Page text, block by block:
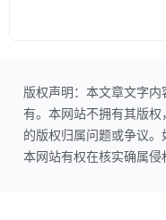
版权声明：本文章文字
有。本网站不拥有其版
的版权归属问题或争议。
本网站有权在核实确属侵